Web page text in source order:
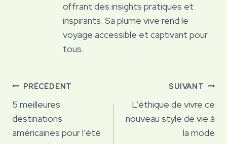
offrant des insights pratiques et
inspirants. Sa plume vive rend le
voyage accessible et captivant pour
tous.
Navigation
de
l’article
PRÉCÉDENT
5 meilleures
destinations
américaines pour l’été
SUIVANT
L’éthique de vivre ce
nouveau style de vie à
la mode